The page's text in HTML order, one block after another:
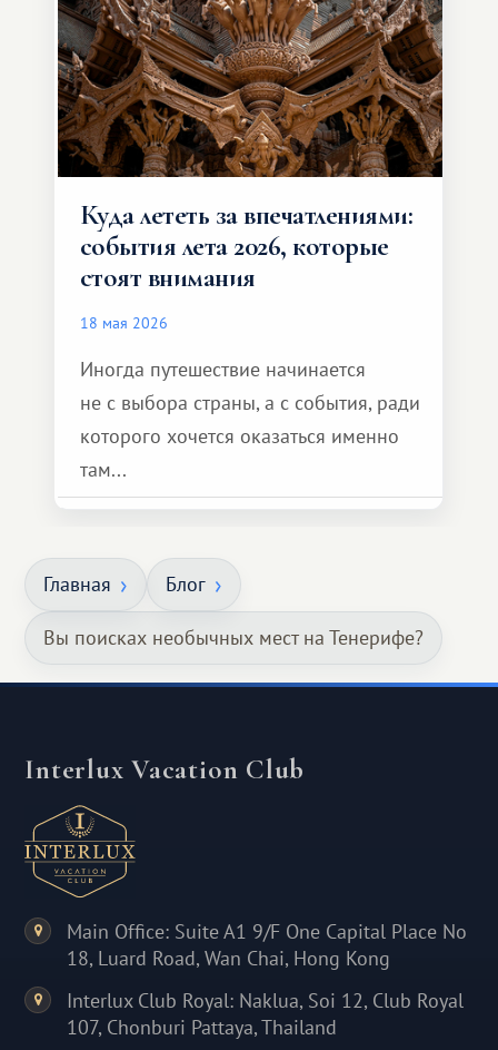
формат путешествия.
Куда лететь за впечатлениями:
события лета 2026, которые
стоят внимания
18 мая 2026
Иногда путешествие начинается
не с выбора страны, а с события, ради
которого хочется оказаться именно
там...
Главная Блог
Вы поисках необычных мест на Тенерифе?
Interlux Vacation Club
Main Office: Suite A1 9/F One Capital Place No
18, Luard Road, Wan Chai, Hong Kong
Interlux Club Royal: Naklua, Soi 12, Club Royal
107, Chonburi Pattaya, Thailand